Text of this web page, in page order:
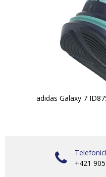
adidas Galaxy 7
+421